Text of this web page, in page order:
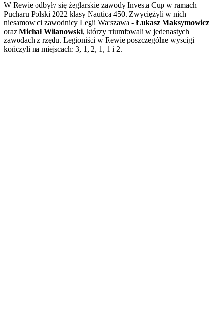
W Rewie odbyły się żeglarskie zawody Investa Cup w ramach
Pucharu Polski 2022 klasy Nautica 450. Zwyciężyli w nich
niesamowici zawodnicy Legii Warszawa - Łukasz Maksymowicz
oraz Michał Wilanowski, którzy triumfowali w jedenastych
zawodach z rzędu. Legioniści w Rewie poszczególne wyścigi
kończyli na miejscach: 3, 1, 2, 1, 1 i 2.